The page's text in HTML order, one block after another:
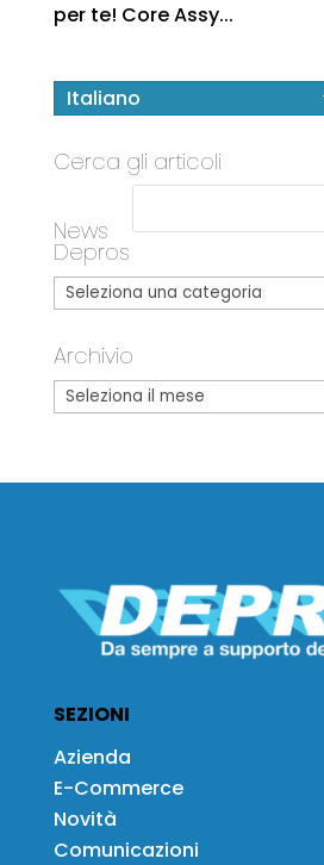
per te! Core Assy...
Italiano
Cerca gli articoli
News
Depros
Archivio
SEZIONI
Azienda
E-Commerce
Novità
Comunicazioni